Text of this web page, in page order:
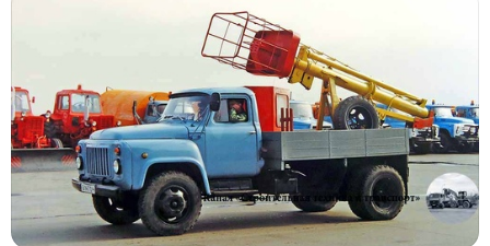
или, попросту говоря, – автовышки. Их применяли в
разных отраслях – в строительстве, коммунальном
хозяйстве и даже в авиации. Подъемники выпускались
разной конструкции – телескопические, коленчатые,
лестничные. Первые автомобильные подъемники в
Советском Союзе появились с началом массового
выпуска грузовых автомобилей на Горьковском,
Московском и Ярославском автозаводах...